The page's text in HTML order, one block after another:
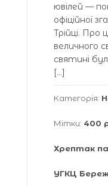
ювілей —
офіційної
Трійці. Про
величного
святині
[…]
Категорія:
Мітки: 400
Хрептак
УГКЦ